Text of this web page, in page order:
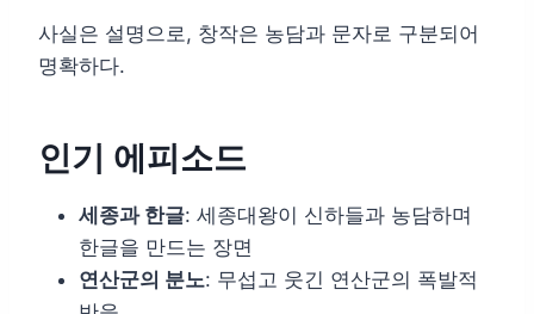
사실은 설명으로, 창작은 농담과 문자로 구분되어
명확하다.
인기 에피소드
세종과 한글: 세종대왕이 신하들과 농담하며
한글을 만드는 장면
연산군의 분노: 무섭고 웃긴 연산군의 폭발적